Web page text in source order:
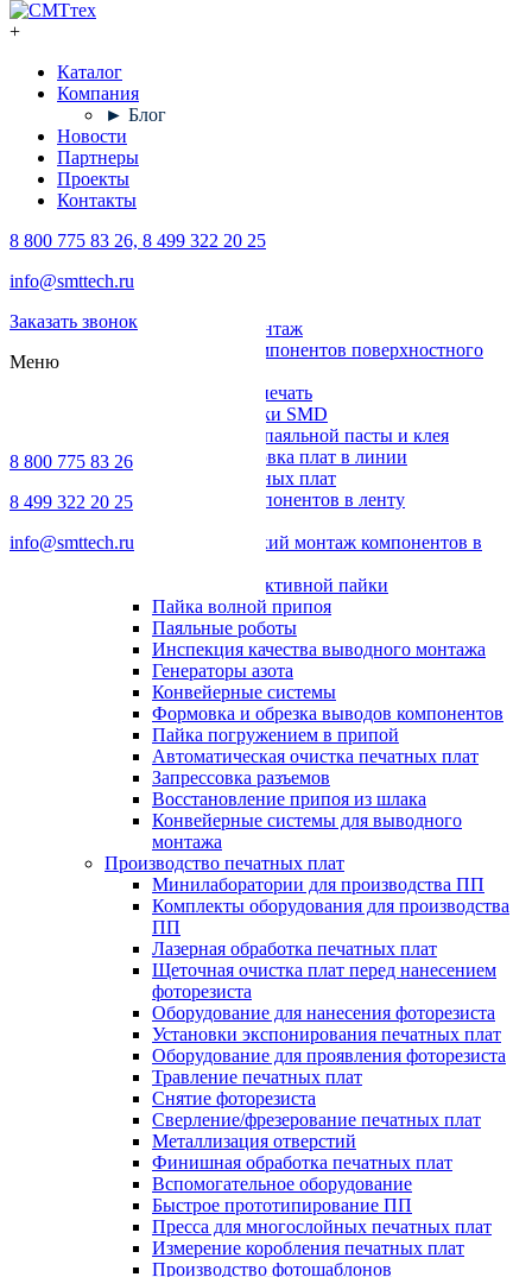
+
Каталог
Компания
► Блог
Новости
Партнеры
Проекты
Контакты
8 800 775 83 26, 8 499 322 20 25
info@smttech.ru
Заказать звонок
Меню
8 800 775 83 26
8 499 322 20 25
info@smttech.ru
Поверхностный монтаж
Установка компонентов поверхностного
Трафаретная печать
Печи для пайки SMD
Дозирование паяльной пасты и клея
Транспортировка плат в линии
Ремонт печатных плат
Упаковка компонентов в ленту
Автоматический монтаж компонентов в
Системы селективной пайки
Пайка волной припоя
Паяльные роботы
Инспекция качества выводного монтажа
Генераторы азота
Конвейерные системы
Формовка и обрезка выводов компонентов
Пайка погружением в припой
Автоматическая очистка печатных плат
Запрессовка разъемов
Восстановление припоя из шлака
Конвейерные системы для выводного
монтажа
Производство печатных плат
Минилаборатории для производства ПП
Комплекты оборудования для производства
ПП
Лазерная обработка печатных плат
Щеточная очистка плат перед нанесением
фоторезиста
Оборудование для нанесения фоторезиста
Установки экспонирования печатных плат
Оборудование для проявления фоторезиста
Травление печатных плат
Снятие фоторезиста
Сверление/фрезерование печатных плат
Металлизация отверстий
Финишная обработка печатных плат
Вспомогательное оборудование
Быстрое прототипирование ПП
Пресса для многослойных печатных плат
Измерение коробления печатных плат
Производство фотошаблонов